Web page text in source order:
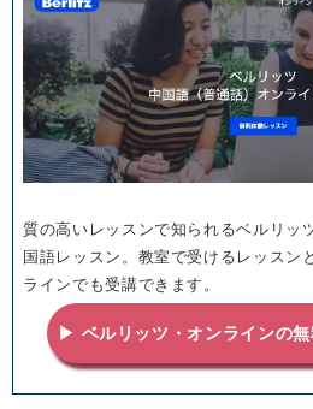
質の高いレッスンで知られるベルリッ
国語レッスン。教室で受けるレッスン
ラインでも受講できます。
▶ ベルリッツ・オンラインの無